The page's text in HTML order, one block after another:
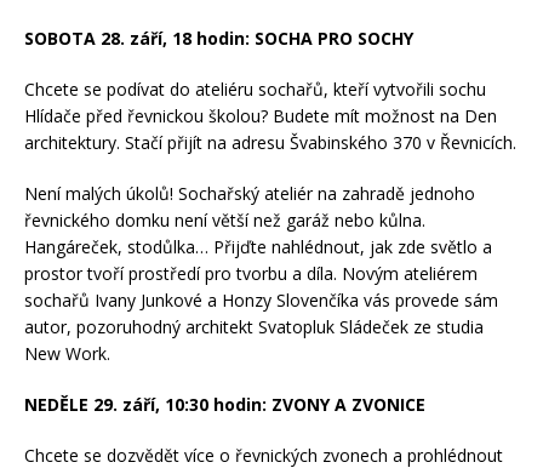
SOBOTA 28. září, 18 hodin: SOCHA PRO SOCHY
Chcete se podívat do ateliéru sochařů, kteří vytvořili sochu
Hlídače před řevnickou školou? Budete mít možnost na Den
architektury. Stačí přijít na adresu Švabinského 370 v Řevnicích.
Není malých úkolů! Sochařský ateliér na zahradě jednoho
řevnického domku není větší než garáž nebo kůlna.
Hangáreček, stodůlka… Přijďte nahlédnout, jak zde světlo a
prostor tvoří prostředí pro tvorbu a díla. Novým ateliérem
sochařů Ivany Junkové a Honzy Slovenčíka vás provede sám
autor, pozoruhodný architekt Svatopluk Sládeček ze studia
New Work.
NEDĚLE 29. září, 10:30 hodin: ZVONY A ZVONICE
Chcete se dozvědět více o řevnických zvonech a prohlédnout